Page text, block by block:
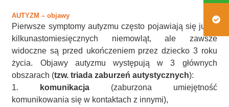
AUTYZM – objawy
Pierwsze symptomy autyzmu często pojawiają się już u
kilkunastomiesięcznych niemowląt, ale zawsze
widoczne są przed ukończeniem przez dziecko 3 roku
życia. Objawy autyzmu występują w 3 głównych
obszarach (tzw. triada zaburzeń autystycznych):
1.
komunikacja (zaburzona umiejętność
komunikowania się w kontaktach z innymi),